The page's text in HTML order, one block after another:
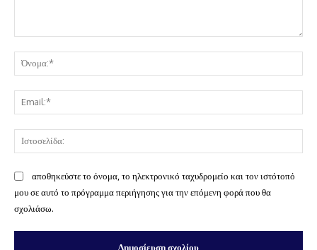
αποθηκεύστε το όνομα, το ηλεκτρονικό ταχυδρομείο και τον ιστότοπό
μου σε αυτό το πρόγραμμα περιήγησης για την επόμενη φορά που θα
σχολιάσω.